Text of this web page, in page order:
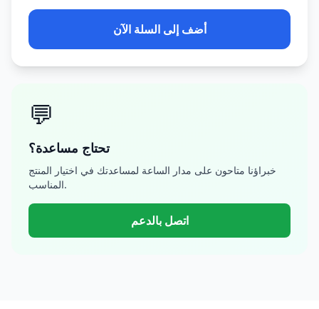
أضف إلى السلة الآن
💬
تحتاج مساعدة؟
خبراؤنا متاحون على مدار الساعة لمساعدتك في اختيار المنتج
المناسب.
اتصل بالدعم